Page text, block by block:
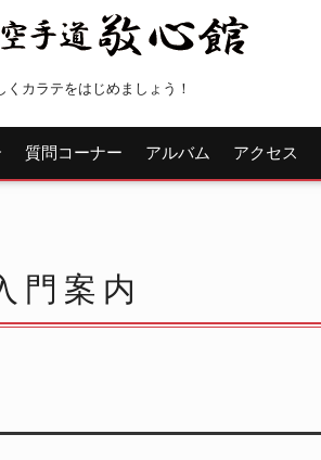
くカラテをはじめましょう！
質問コーナー アルバム アクセス
門案内